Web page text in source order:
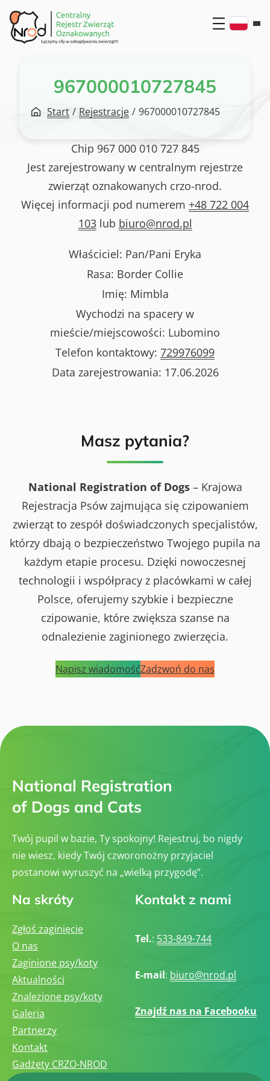
Przejdź
do
treści
967000010727845
Start / Rejestracje / 967000010727845
Chip 967 000 010 727 845
Jest zarejestrowany w centralnym rejestrze
zwierząt oznakowanych crzo-nrod.
Więcej informacji pod numerem +48 722 004
103lub biuro@nrod.pl
Właściciel: Pan/Pani Eryka
Rasa: Border Collie
Imię: Mimbla
Wychodzi na spacery w
mieście/miejscowości: Lubomino
Telefon kontaktowy: 729976099
Data zarejestrowania: 17.06.2026
Masz pytania?
National Registration of Dogs– Krajowa
Rejestracja Psów zajmująca się czipowaniem
zwierząt to zespół doświadczonych specjalistów,
którzy dbają o bezpieczeństwo Twojego pupila na
każdym etapie procesu. Dzięki nowoczesnej
technologii i współpracy z placówkami w całej
Polsce, oferujemy szybkie i bezpieczne
czipowanie, które zwiększa szanse na
odnalezienie zaginionego zwierzęcia.
Napisz wiadomośćZadzwoń do nas
National Registration
of Dogs and Cats
Twój pupil w bazie, Ty spokojny! Rejestruj, bo nigdy
nie wiesz, kiedy Twój czworonożny przyjaciel
postanowi wyruszyć na „wielką przygodę”.
Na skróty
Zgłoś zaginięcie
O nas
Zaginione psy/koty
Aktualności
Znalezione psy/koty
Galeria
Partnerzy
Kontakt
Gadżety CRZO-NROD
Kontakt z nami
Tel.: 533-849-744
E-mail: biuro@nrod.pl
Znajdź nas na Facebooku